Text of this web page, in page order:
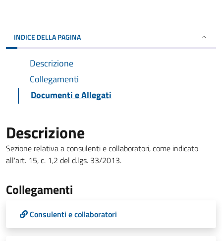
INDICE DELLA PAGINA
Descrizione
Collegamenti
Documenti e Allegati
Descrizione
Sezione relativa a consulenti e collaboratori, come indicato
all'art. 15, c. 1,2 del d.lgs. 33/2013.
Collegamenti
Consulenti e collaboratori